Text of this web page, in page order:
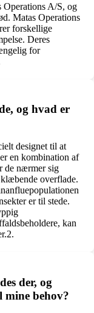
Operations A/S, og
Matas Operations
forskellige
Deres
for
og hvad er
designet til at
en kombination af
de nærmer sig
overflade.
er til stede.
kan
der, og
behov?